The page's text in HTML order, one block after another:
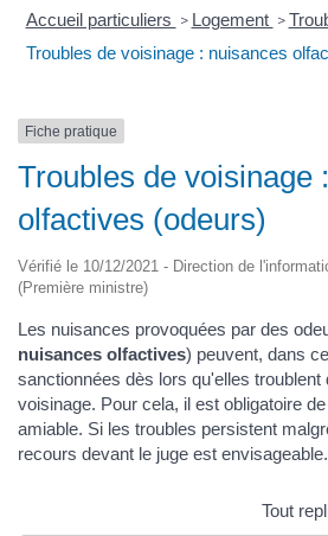
Accueil particuliers > Logement >
Troubles de voisinage : nuisances
Fiche pratique
Troubles de voisinage
olfactives (odeurs)
Vérifié le 10/12/2021 - Direction de
(Première ministre)
Les nuisances provoquées par des
nuisances olfactives) peuvent, dans
sanctionnées dès lors qu'elles troublent
voisinage. Pour cela, il est obligatoire
amiable. Si les troubles persistent
recours devant le juge est envisageable.
Tout